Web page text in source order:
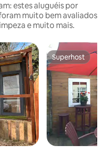
estes aluguéis por
muito bem avaliados
e muito mais.
Superhost
Superhost